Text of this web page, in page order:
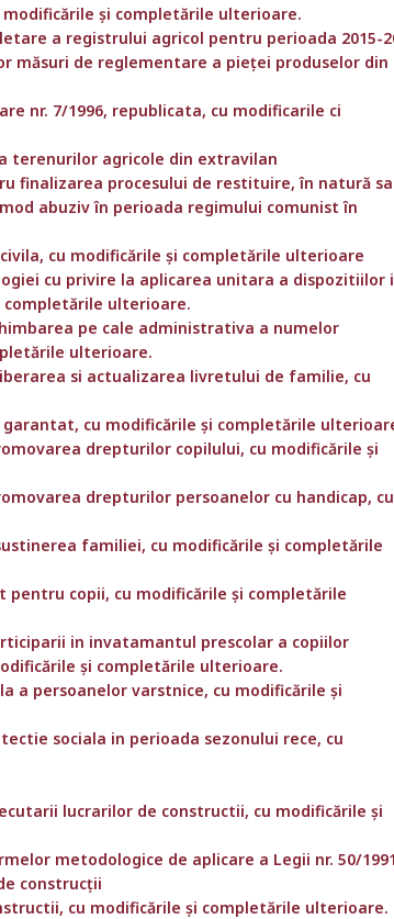
modificările și completările ulterioare.
a registrului agricol pentru perioada 2015-
măsuri de reglementare a pieţei produselor din
nr. 7/1996, republicata, cu modificarile ci
terenurilor agricole din extravilan
finalizarea procesului de restituire, în natură
abuziv în perioada regimului comunist în
cu modificările și completările ulterioare
cu privire la aplicarea unitara a dispozitiilor
completările ulterioare.
pe cale administrativa a numelor
ulterioare.
si actualizarea livretului de familie, cu
cu modificările și completările
drepturilor copilului, cu modificările și
drepturilor persoanelor cu handicap, cu
familiei, cu modificările și completările
pentru copii, cu modificările și completările
in invatamantul prescolar a copiilor
și completările ulterioare.
a persoanelor varstnice, cu modificările și
sociala in perioada sezonului rece, cu
lucrarilor de constructii, cu modificările și
metodologice de aplicare a Legii nr. 50/1991
construcții
cu modificările și completările ulterioare.